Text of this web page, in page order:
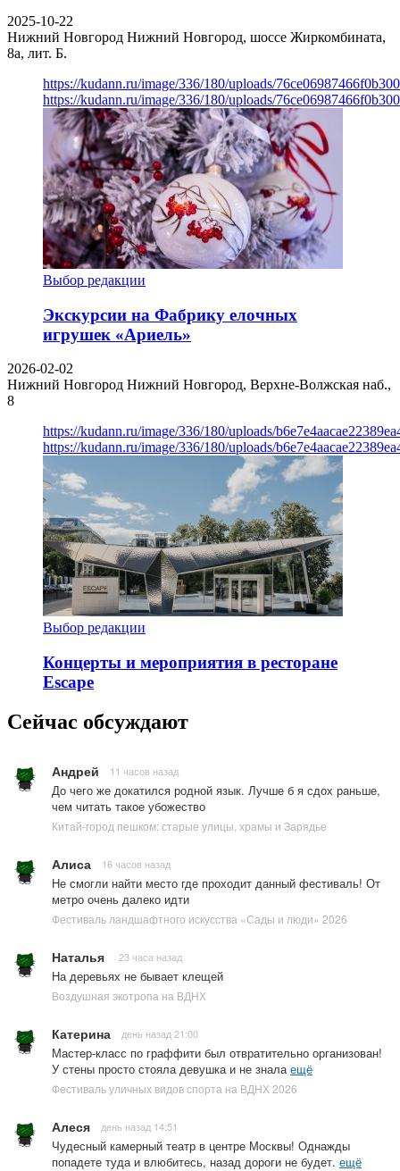
2025-10-22
Нижний Новгород Нижний Новгород, шоссе Жиркомбината,
8а, лит. Б.
https://kudann.ru/image/336/180/uploads/
https://kudann.ru/image/336/180/uploads/
Выбор редакции
Экскурсии на Фабрику елочных
игрушек «Ариель»
2026-02-02
Нижний Новгород Нижний Новгород, Верхне-Волжская наб.,
8
https://kudann.ru/image/336/180/uploads/
https://kudann.ru/image/336/180/uploads/
Выбор редакции
Концерты и мероприятия в ресторане
Escape
Сейчас обсуждают
Андрей 11 часов назад
До чего же докатился родной язык. Лучше б я сдох раньше,
чем читать такое убожество
Китай-город пешком: старые улицы, храмы и Зарядье
Алиса 16 часов назад
Не смогли найти место где проходит данный фестиваль! От
метро очень далеко идти
Фестиваль ландшафтного искусства «Сады и люди» 2026
Наталья 23 часа назад
На деревьях не бывает клещей
Воздушная экотропа на ВДНХ
Катерина день назад 21:00
Мастер-класс по граффити был отвратительно организован!
У стены просто стояла девушка и не зналаещё
Фестиваль уличных видов спорта на ВДНХ 2026
Алеся день назад 14:51
Чудесный камерный театр в центре Москвы! Однажды
попадете туда и влюбитесь, назад дороги не будет. ещё